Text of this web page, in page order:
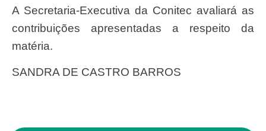
A Secretaria-Executiva da Conitec avaliará as
contribuições apresentadas a respeito da
matéria.
SANDRA DE CASTRO BARROS